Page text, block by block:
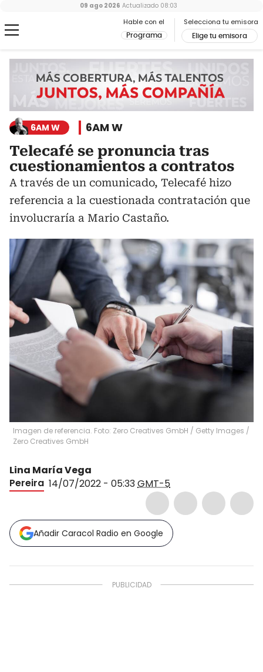
Hable con el
Programa
Selecciona tu emisora
Elige tu emisora
09 ago 2026 Actualizado 08:03
6AM W 6AM W
Telecafé se pronuncia tras
cuestionamientos a contratos
A través de un comunicado, Telecafé hizo
referencia a la cuestionada contratación que
involucraría a Mario Castaño.
Imagen de referencia. Foto: Zero Creatives GmbH / Getty Images /
Zero Creatives GmbH
Lina María Vega
Pereira 14/07/2022 - 05:33GMT-5
Añadir Caracol Radio en Google